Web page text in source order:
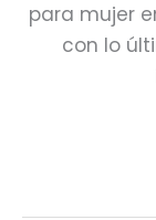
para mujer
con lo